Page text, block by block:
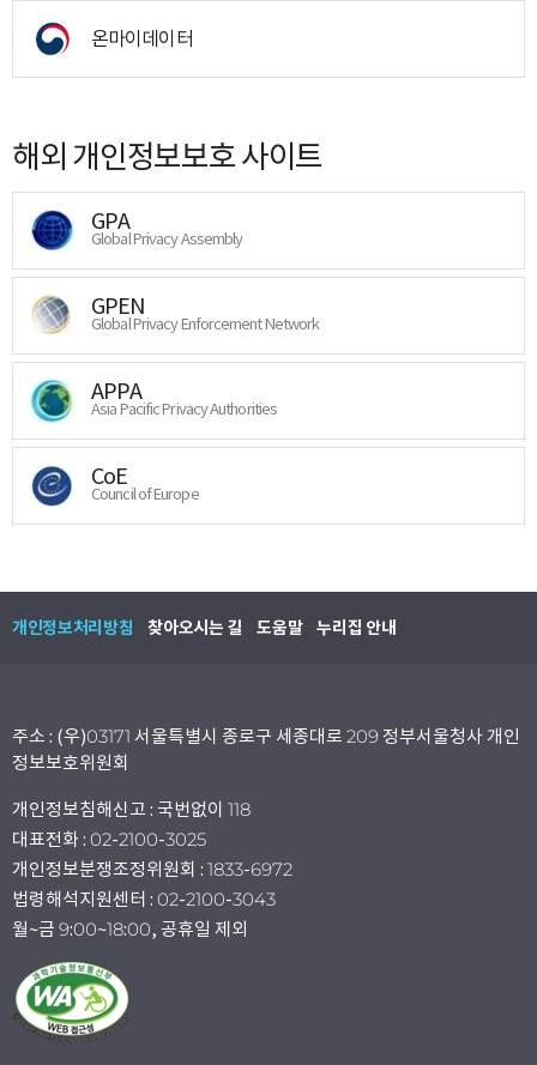
온마이데이터
해외 개인정보보호 사이트
GPA
Global Privacy Assembly
GPEN
Global Privacy Enforcement Network
APPA
Asia Pacific Privacy Authorities
CoE
Council of Europe
개인정보처리방침 찾아오시는 길 도움말 누리집 안내
주소 : (우)03171 서울특별시 종로구 세종대로 209 정부서울청사 개인
정보보호위원회
개인정보침해신고 : 국번없이 118
대표전화 : 02-2100-3025
개인정보분쟁조정위원회 : 1833-6972
법령해석지원센터 : 02-2100-3043
월~금 9:00~18:00, 공휴일 제외